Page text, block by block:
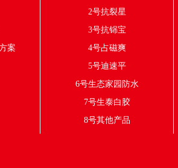
案
2号抗裂星
3号抗铞宝
4号占磁爽
5号迪速平
6号生态家园防水
7号生泰白胶
8号其他产品